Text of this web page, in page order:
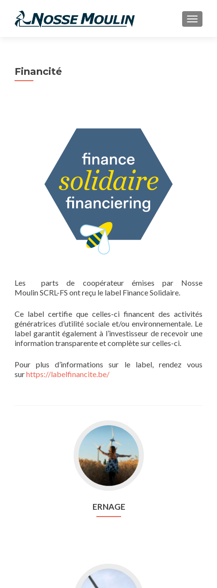
Financité
Les parts de coopérateur émises par Nosse
Moulin SCRL-FS ont reçu le label Finance Solidaire.
Ce label certifie que celles-ci financent des activités
génératrices d’utilité sociale et/ou environnementale. Le
label garantit également à l’investisseur de recevoir une
information transparente et complète sur celles-ci.
Pour plus d’informations sur le label, rendez vous
surhttps://labelfinancite.be/
Aller
vers
Ernage
ERNAGE
Aller